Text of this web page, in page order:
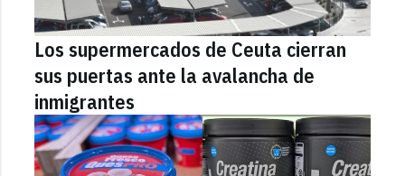
Los supermercados de Ceuta cierran
sus puertas ante la avalancha de
inmigrantes